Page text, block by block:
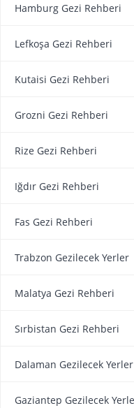
Hamburg Gezi Rehberi
Lefkoşa Gezi Rehberi
Kutaisi Gezi Rehberi
Grozni Gezi Rehberi
Rize Gezi Rehberi
Iğdır Gezi Rehberi
Fas Gezi Rehberi
Trabzon Gezilecek Yerler
Malatya Gezi Rehberi
Sırbistan Gezi Rehberi
Dalaman Gezilecek Yerler
Gaziantep Gezilecek